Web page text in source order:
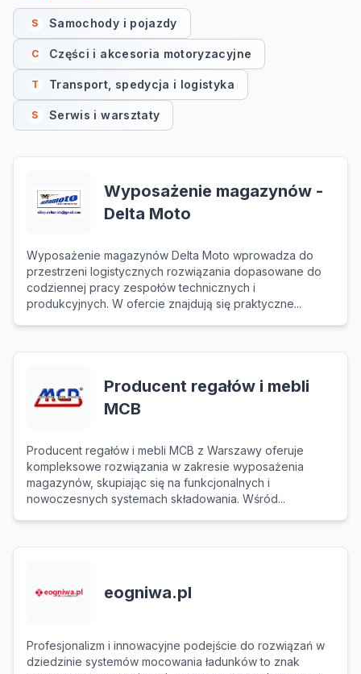
S Samochody i pojazdy
C Części i akcesoria motoryzacyjne
T Transport, spedycja i logistyka
S Serwis i warsztaty
Wyposażenie magazynów -
Delta Moto
Wyposażenie magazynów Delta Moto wprowadza do
przestrzeni logistycznych rozwiązania dopasowane do
codziennej pracy zespołów technicznych i
produkcyjnych. W ofercie znajdują się praktyczne...
Producent regałów i mebli
MCB
Producent regałów i mebli MCB z Warszawy oferuje
kompleksowe rozwiązania w zakresie wyposażenia
magazynów, skupiając się na funkcjonalnych i
nowoczesnych systemach składowania. Wśród...
eogniwa.pl
Profesjonalizm i innowacyjne podejście do rozwiązań w
dziedzinie systemów mocowania ładunków to znak